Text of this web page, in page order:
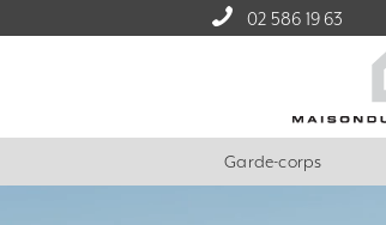
02 586 19 63
Garde-corps